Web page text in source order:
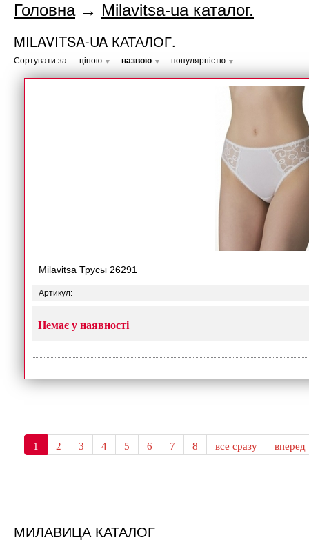
Головна→ Milavitsa-ua каталог.
MILAVITSA-UA КАТАЛОГ.
Сортувати за: ціною ▼ назвою ▼ популярністю ▼
Milavitsa Трусы 26291
Артикул:
Немає у наявності
1 2 3 4 5 6 7 8 все сразу
МИЛАВИЦА КАТАЛОГ